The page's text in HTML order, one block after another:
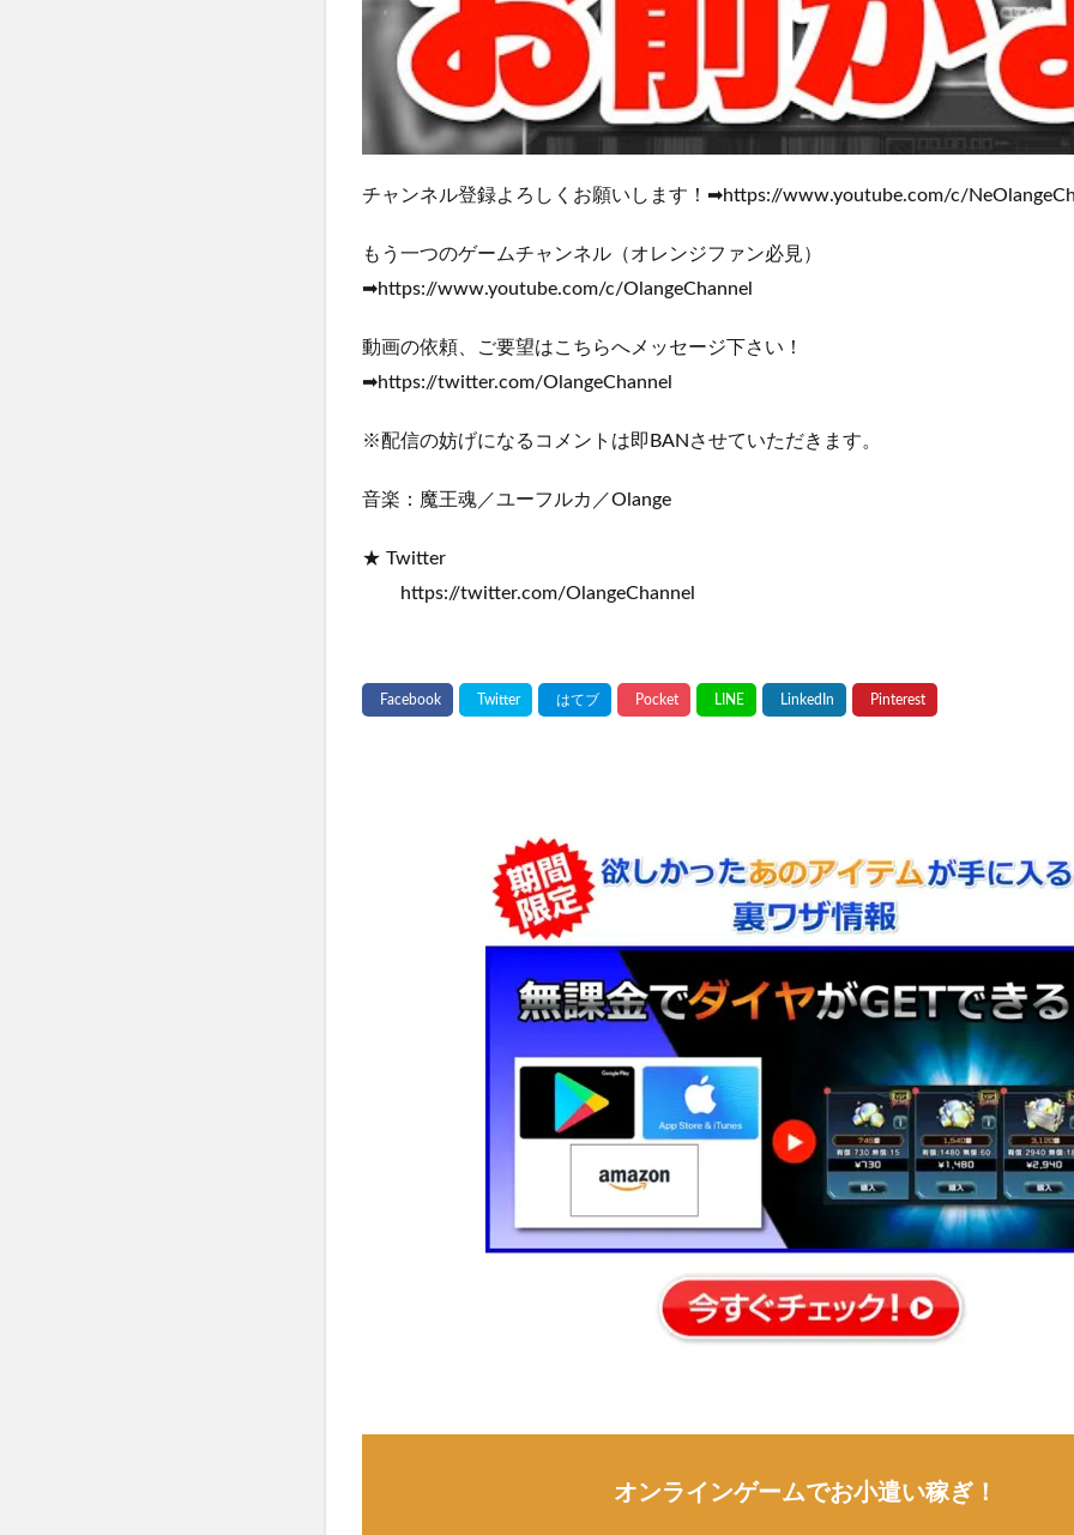
チャンネル登録よろしくお願いします！➡https://www.youtube.com/c/
もう一つのゲームチャンネル（オレンジファン必見）
➡https://www.youtube.com/c/OlangeChannel
動画の依頼、ご要望はこちらへメッセージ下さい！
➡https://twitter.com/OlangeChannel
※配信の妨げになるコメントは即BANさせていただきます。
音楽：魔王魂／ユーフルカ／Olange
★ Twitter
https://twitter.com/OlangeChannel
オンラインゲームでお小遣い稼ぎ！